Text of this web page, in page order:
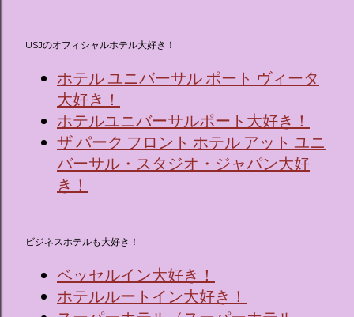
USJのオフィシャルホテル大好き！
ホテル ユニバーサル ポート ヴィータ
大好き！
ホテルユニバーサルポート大好き！
ザ パーク フロント ホテル アット ユニ
バーサル・スタジオ・ジャパン大好
き！
ビジネスホテルも大好き！
ベッセルイン大好き！
ホテルルートイン大好き！